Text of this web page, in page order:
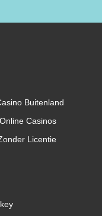
Buitenland
Casinos
Licentie